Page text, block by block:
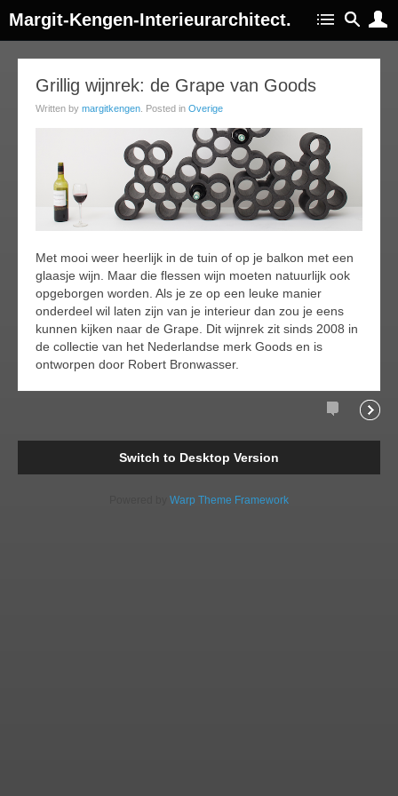
Margit-Kengen-Interieurarchitect.
Grillig wijnrek: de Grape van Goods
Written by margitkengen . Posted in Overige
Met mooi weer heerlijk in de tuin of op je balkon met een
glaasje wijn. Maar die flessen wijn moeten natuurlijk ook
opgeborgen worden. Als je ze op een leuke manier
onderdeel wil laten zijn van je interieur dan zou je eens
kunnen kijken naar de Grape. Dit wijnrek zit sinds 2008 in
de collectie van het Nederlandse merk Goods en is
ontworpen door Robert Bronwasser.
Comments
Switch to Desktop Version
Warp Theme Framework